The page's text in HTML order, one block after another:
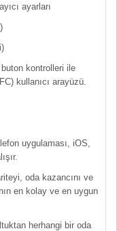
ayarları
kontrolleri ile
kullanıcı arayüzü.
uygulaması, iOS,
oda kazancını ve
en kolay ve en uygun
herhangi bir oda